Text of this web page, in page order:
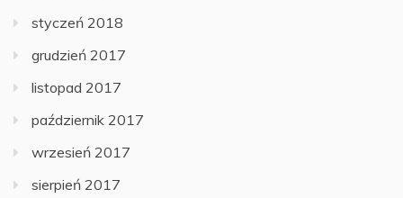
styczeń 2018
grudzień 2017
listopad 2017
październik 2017
wrzesień 2017
sierpień 2017